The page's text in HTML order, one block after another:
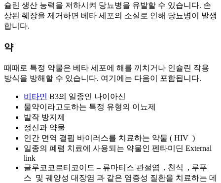
슐린 생산 능력을 저하시켜 당뇨병을 유발할 수 있습니다. 손
상된 췌장을 제거하면 베타 세포의 소실로 인해 당뇨병이 발생
합니다.
약
때때로 특정 약물은 베타 세포에 해를 끼치거나 인슐린 작용
방식을 방해할 수 있습니다. 여기에는 다음이 포함됩니다.
비타민 B3의 일종인 나이아신
물약이라고도하는 특정 유형의 이뇨제
발작 방지제
정신과 약물
인간 면역 결핍 바이러스를 치료하는 약물 ( HIV )
일종의 폐렴 치료에 사용되는 약물인 펜타미딘 External
link
글루코코르티코이드 – 류마티스 관절염 , 천식 , 루푸
스 및 궤양성 대장염 과 같은 염증성 질환을 치료하는 데